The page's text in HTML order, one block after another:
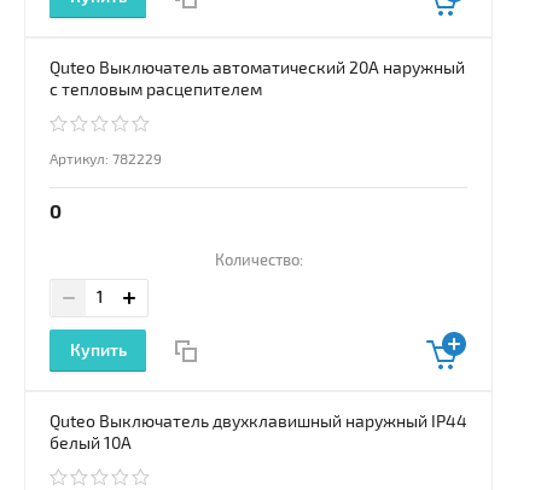
Quteo Выключатель автоматический 20А наружный
с тепловым расцепителем
Артикул: 782229
0
Количество:
Купить
Quteo Выключатель двухклавишный наружный IP44
белый 10А